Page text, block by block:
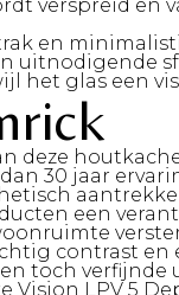
verspreid en
en
uitnodigende
het glas een
deze
30 jaar
een
contrast
toch verfijnde
Vision LPV 5